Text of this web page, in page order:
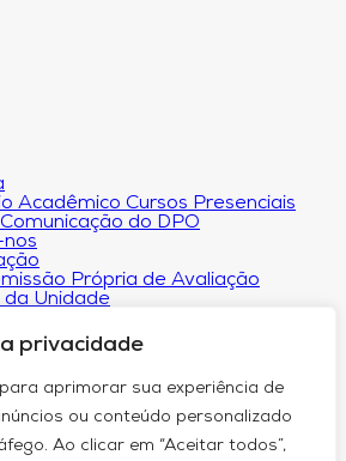
privacidade
aprimorar sua experiência de
ou conteúdo personalizado
Ao clicar em “Aceitar todos”,
Acadêmico Cursos Presenciais
do DPO
Própria de Avaliação
Unidade
de Iniciação Científica
Apoio Psicopedagógico
Social
Atendimento ao Egresso
Desenvolvimento Institucional (PDI))
Intelleto